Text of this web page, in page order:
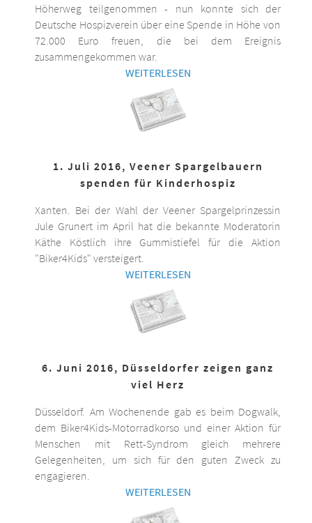
Höherweg teilgenommen - nun konnte sich der
Deutsche Hospizverein über eine Spende in Höhe von
72.000 Euro freuen, die bei dem Ereignis
zusammengekommen war.
WEITERLESEN
1. Juli 2016, Veener Spargelbauern
spenden für Kinderhospiz
Xanten. Bei der Wahl der Veener Spargelprinzessin
Jule Grunert im April hat die bekannte Moderatorin
Käthe Köstlich ihre Gummistiefel für die Aktion
"Biker4Kids" versteigert.
WEITERLESEN
6. Juni 2016, Düsseldorfer zeigen ganz
viel Herz
Düsseldorf. Am Wochenende gab es beim Dogwalk,
dem Biker4Kids-Motorradkorso und einer Aktion für
Menschen mit Rett-Syndrom gleich mehrere
Gelegenheiten, um sich für den guten Zweck zu
engagieren.
WEITERLESEN